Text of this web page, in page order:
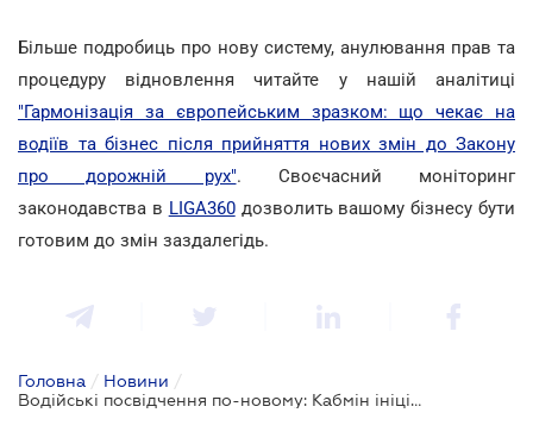
Більше подробиць про нову систему, анулювання прав та
процедуру відновлення читайте у нашій аналітиці
"Гармонізація за європейським зразком: що чекає на
водіїв та бізнес після прийняття нових змін до Закону
про дорожній рух". Своєчасний моніторинг
законодавства в LIGA360дозволить вашому бізнесу бути
готовим до змін заздалегідь.
Головна / Новини /
Водійські посвідчення по-новому: Кабмін ініціював масштабну реформу